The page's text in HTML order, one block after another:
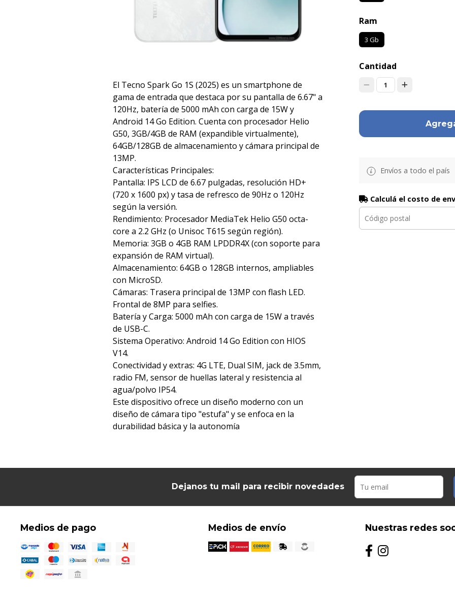
El Tecno Spark Go 1S (2025) es un smartphone de
gama de entrada que destaca por su pantalla de 6.67" a
120Hz, batería de 5000 mAh con carga de 15W y
Android 14 Go Edition. Cuenta con procesador Helio
G50, 3GB/4GB de RAM (expandible virtualmente),
64GB/128GB de almacenamiento y cámara principal de
13MP.
Características Principales:
Pantalla: IPS LCD de 6.67 pulgadas, resolución HD+
(720 x 1600 px) y tasa de refresco de 90Hz o 120Hz
según la versión.
Rendimiento: Procesador MediaTek Helio G50 octa-
core a 2.2 GHz (o Unisoc T615 según región).
Memoria: 3GB o 4GB RAM LPDDR4X (con soporte para
expansión de RAM virtual).
Almacenamiento: 64GB o 128GB internos, ampliables
con MicroSD.
Cámaras: Trasera principal de 13MP con flash LED.
Frontal de 8MP para selfies.
Batería y Carga: 5000 mAh con carga de 15W a través
de USB-C.
Sistema Operativo: Android 14 Go Edition con HIOS
V14.
Conectividad y extras: 4G LTE, Dual SIM, jack de 3.5mm,
radio FM, sensor de huellas lateral y resistencia al
agua/polvo IP54.
Este dispositivo ofrece un diseño moderno con un
diseño de cámara tipo "estufa" y se enfoca en la
durabilidad básica y la autonomía
Ram
3 Gb
Cantidad
1
Envíos a todo el país
Calculá el costo de
Dejanos tu mail para recibir novedades
Medios de pago Medios de envío Nuestras redes